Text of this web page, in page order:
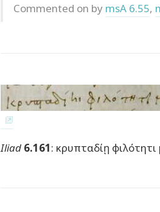
Commented on by msA 6.55,
Iliad 6.161: κρυπταδίῃ φιλότητι